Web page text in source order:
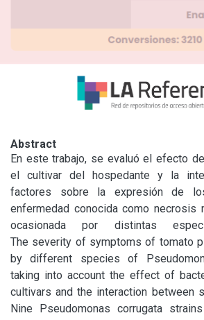
Abstract
En este trabajo, se evaluó el efecto
el cultivar del hospedante y la
factores sobre la expresión de
enfermedad conocida como necrosis
ocasionada por distintas
Pseudomonas. Se trabajó con 9
corrugata provenientes de Argentina,
de P. corrugata y 3 de
distintas colecciones
Pseudomonas viridiflava provenientes
The severity of symptoms of tomato
by different species of
taking into account the effect of
cultivars and the interaction between
Nine Pseudomonas corrugata